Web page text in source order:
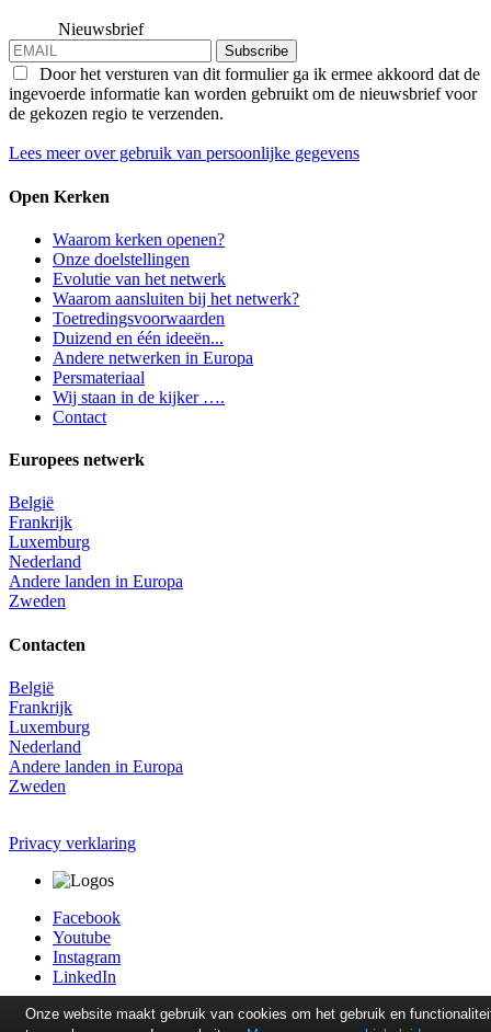
Nieuwsbrief
Subscribe
Door het versturen van dit formulier ga ik ermee akkoord dat de
ingevoerde informatie kan worden gebruikt om de nieuwsbrief voor
de gekozen regio te verzenden.
Lees meer over gebruik van persoonlijke gegevens
Open Kerken
Waarom kerken openen?
Onze doelstellingen
Evolutie van het netwerk
Waarom aansluiten bij het netwerk?
Toetredingsvoorwaarden
Duizend en één ideeën...
Andere netwerken in Europa
Persmateriaal
Wij staan in de kijker ….
Contact
Europees netwerk
België
Frankrijk
Luxemburg
Nederland
Andere landen in Europa
Zweden
Contacten
België
Frankrijk
Luxemburg
Nederland
Andere landen in Europa
Zweden
Privacy verklaring
Facebook
Youtube
Instagram
LinkedIn
Onze website maakt gebruik van cookies om het gebruik en